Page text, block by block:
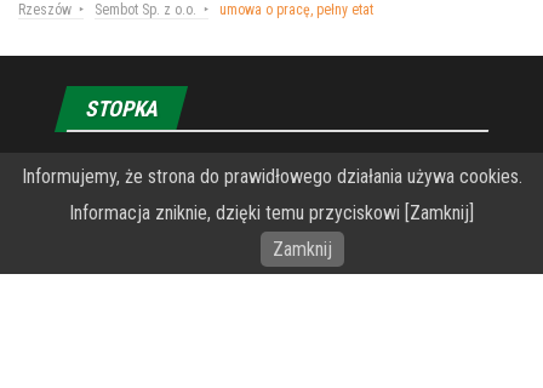
Rzeszów Sembot Sp. z o.o. umowa o pracę, pełny etat
STOPKA
O Fundacji PRZEkarpacie
Wykonanie portalu – specjaliści stron www WordPress
Informujemy, że strona do prawidłowego działania używa cookies.
Informacja zniknie, dzięki temu przyciskowi [Zamknij]
Zamknij